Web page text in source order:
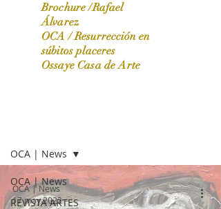
OCA|News 31 / Marzo-Abril / 2024
Brochure /Rafael
Álvarez
OCA /Resurrección en
súbitos placeres
Ossaye Casa de Arte
OCA | News
REVISTA ARTES
OCA | News
OCA | News
17 may 2022